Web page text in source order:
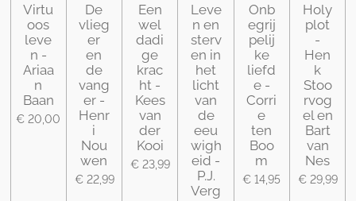
Virtu
oos
leve
n -
Ariaa
n
Baan
€ 20,00
De
vlieg
er
en
de
vang
er -
Henr
i
Nou
wen
€ 22,99
Een
wel
dadi
ge
krac
ht -
Kees
van
der
Kooi
€ 23,99
Leve
n en
sterv
en in
het
licht
van
de
eeu
wigh
eid -
P.J.
Verg
Onb
egrij
pelij
ke
liefd
e -
Corri
e
ten
Boo
m
€ 14,95
Holy
plot
-
Hen
k
Stoo
rvog
el en
Bart
van
Nes
€ 29,99